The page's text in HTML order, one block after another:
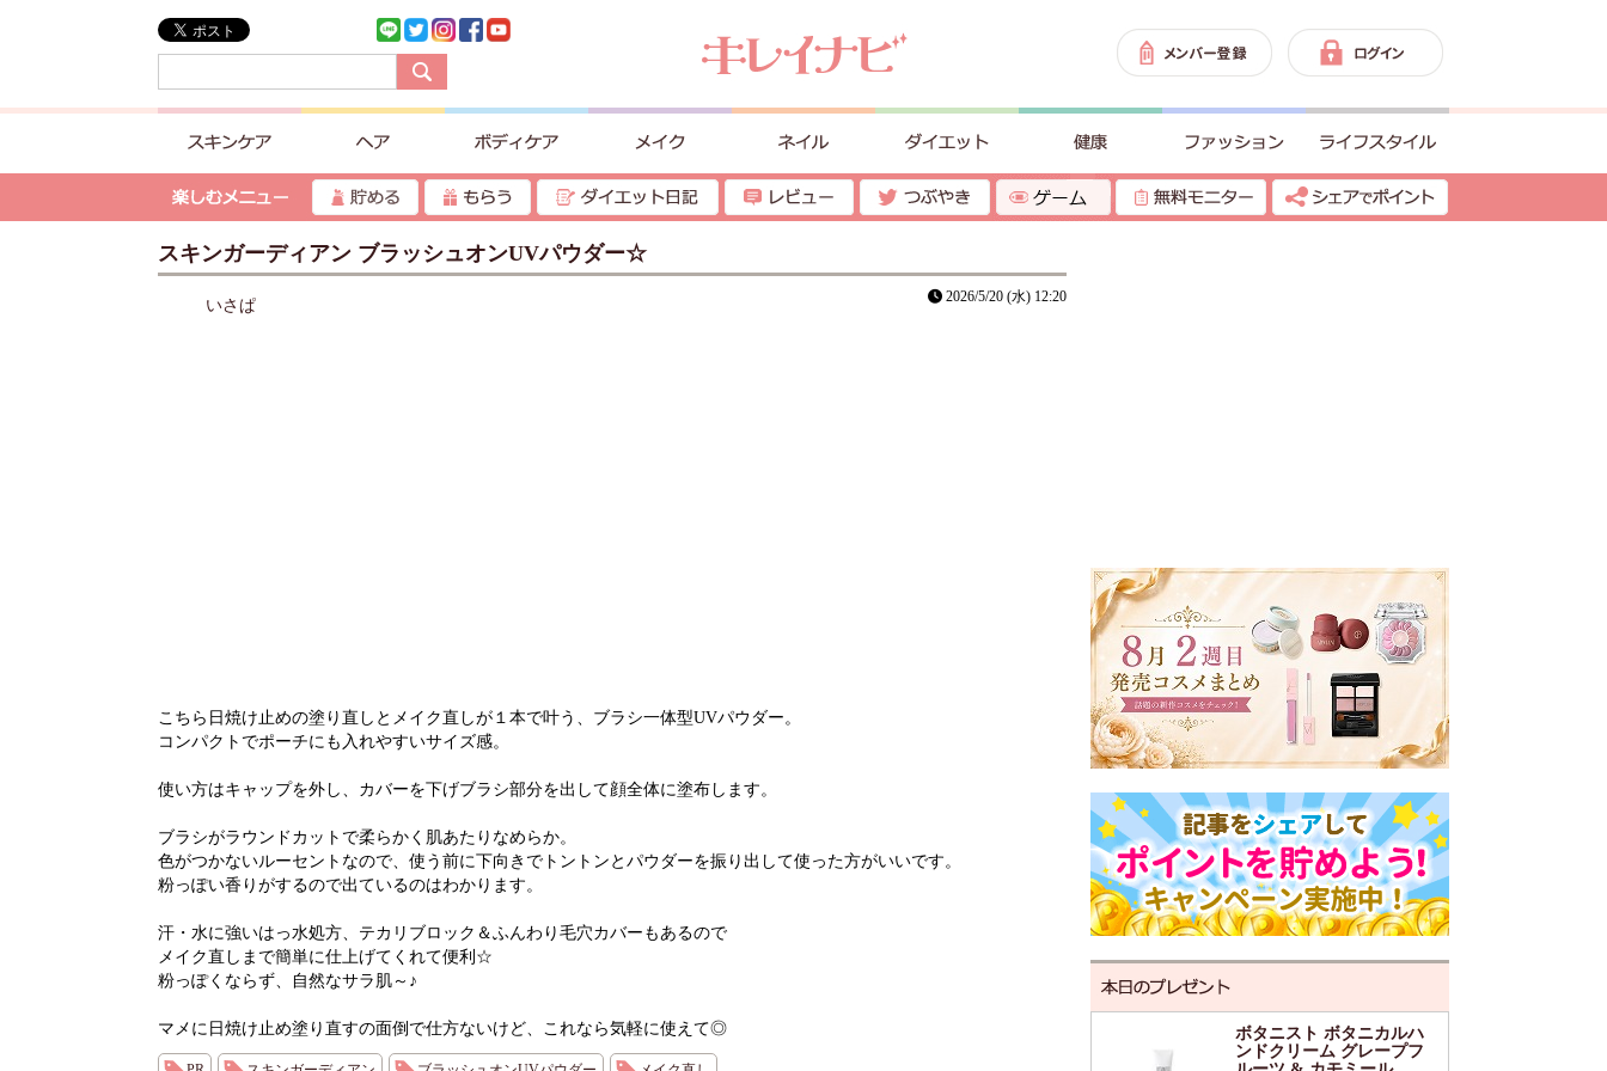
スキンガーディアン ブラッシュオンUVパウダー☆
いさぱ 2026/5/20 (水) 12:20
こちら日焼け止めの塗り直しとメイク直しが１本で叶う、ブラシ一体型UVパウダー。
コンパクトでポーチにも入れやすいサイズ感。
使い方はキャップを外し、カバーを下げブラシ部分を出して顔全体に塗布します。
ブラシがラウンドカットで柔らかく肌あたりなめらか。
色がつかないルーセントなので、使う前に下向きでトントンとパウダーを振り出して使った方がいいです。
粉っぽい香りがするので出ているのはわかります。
汗・水に強いはっ水処方、テカリブロック＆ふんわり毛穴カバーもあるので
メイク直しまで簡単に仕上げてくれて便利☆
粉っぽくならず、自然なサラ肌～♪
マメに日焼け止め塗り直すの面倒で仕方ないけど、これなら気軽に使えて◎
ボタニスト ボタニカルハ
ンドクリーム グレープフ